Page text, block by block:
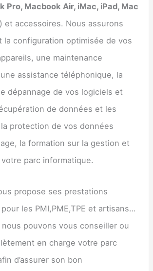
Pro, Macbook Air, iMac, iPad, Mac
) et accessoires. Nous assurons
la configuration optimisée de vos
une maintenance
assistance téléphonique, la
dépannage de vos logiciels et
de données et les
protection de vos données
la formation sur la gestion et
votre parc informatique.
propose ses prestations
pour les PMI,PME,TPE et artisans…
pouvons vous conseiller ou
en charge votre parc
d’assurer son bon